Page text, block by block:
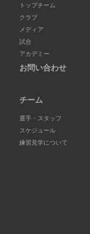
トップチーム
クラブ
メディア
試合
アカデミー
お問い合わせ
チーム
選手・スタッフ
スケジュール
練習見学について